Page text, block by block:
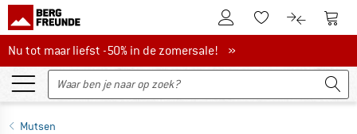
De klantenaccount
Naar deNaar de
Nu tot maar liefst -50% in de zomersale!
Nu tot maar liefst -50% in de zomersale! »
Mutsen